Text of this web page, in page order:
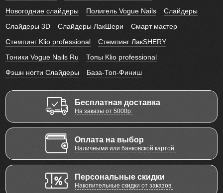
Новогодние слайдеры
Полигель Vogue Nails
Слайдеры
Слайдеры 3D
Слайдеры ЛакШери
Смарт мастер
Стемпинг Klio professional
Стемпинг ЛакSHERY
Тоники Vogue Nails Ru
Топы Klio professional
Фэшн ногти Слайдеры
База-Топ-Финиш
Бесплатная доставка
На заказы от 5000р.
Оплата на выбор
Наличными или банковской картой.
Персональные скидки
Накопительные скидки от заказов.